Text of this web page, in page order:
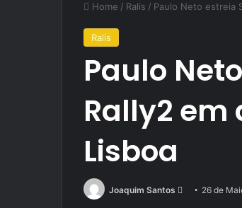
Home / Ralis / Paulo Neto estreia
Ralis
Paulo
Rally2 em
Lisboa
Joaquim Santos
Send 26 de